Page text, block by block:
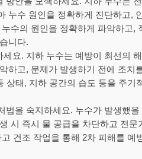
누수 원인을 정확하게 진단하고,
수의 원인을 정확하게 파악하고,
니다.
요. 지하 누수는 예방이 최선의
하고, 문제가 발생하기 전에 조치
상태, 지하 공간의 습도 등을 주기
을 숙지하세요. 누수가 발생했을
시 즉시 물 공급을 차단하고 전문
건조 작업을 통해 2차 피해를 예